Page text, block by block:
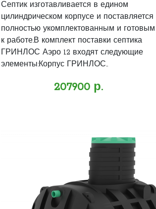
Септик изготавливается в едином
цилиндрическом корпусе и поставляется
полностью укомплектованным и готовым
к работе.В комплект поставки септика
ГРИНЛОС Аэро 12 входят следующие
элементы:Корпус ГРИНЛОС..
207900 р.